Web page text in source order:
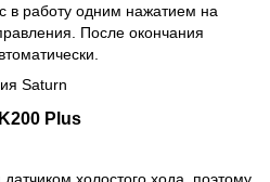
в работу одним нажатием на
После окончания
Plus